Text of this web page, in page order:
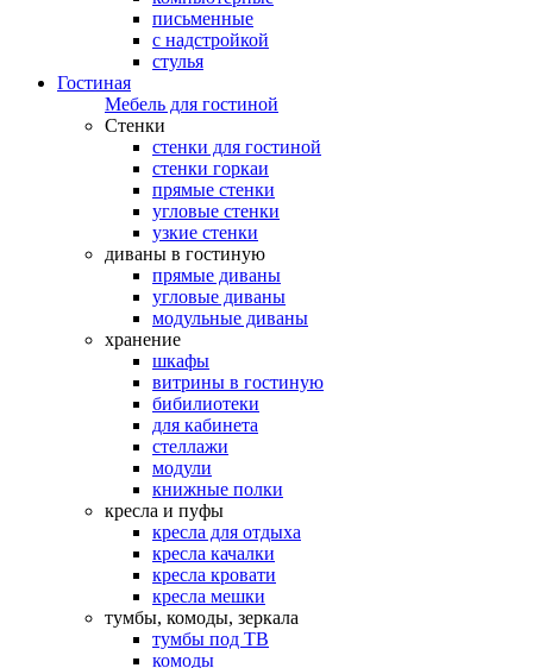
письменные
с надстройкой
стулья
Гостиная
Мебель для гостиной
Стенки
стенки для гостиной
стенки горкаи
прямые стенки
угловые стенки
узкие стенки
диваны в гостиную
прямые диваны
угловые диваны
модульные диваны
хранение
шкафы
витрины в гостиную
бибилиотеки
для кабинета
стеллажи
модули
книжные полки
кресла и пуфы
кресла для отдыха
кресла качалки
кресла кровати
кресла мешки
тумбы, комоды, зеркала
тумбы под ТВ
комоды